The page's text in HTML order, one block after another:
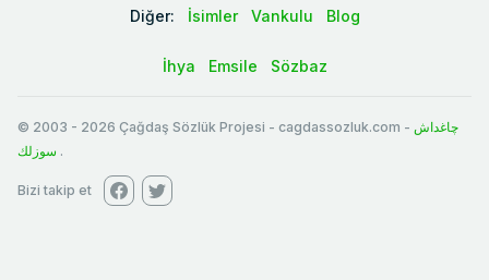
Diğer: İsimler Vankulu Blog
İhya Emsile Sözbaz
© 2003 - 2026 Çağdaş Sözlük Projesi - cagdassozluk.com - چاغداش
سوزلك .
Bizi takip et